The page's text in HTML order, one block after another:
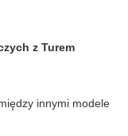
z Turem
innymi modele